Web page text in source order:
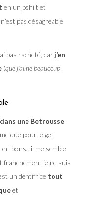
en un pshiit et
pas désagréable
pas racheté, carj’en
(que j’aime beaucoup
une Betrousse
que pour le gel
bons…il me semble
franchement je ne suis
un dentifrice tout
et